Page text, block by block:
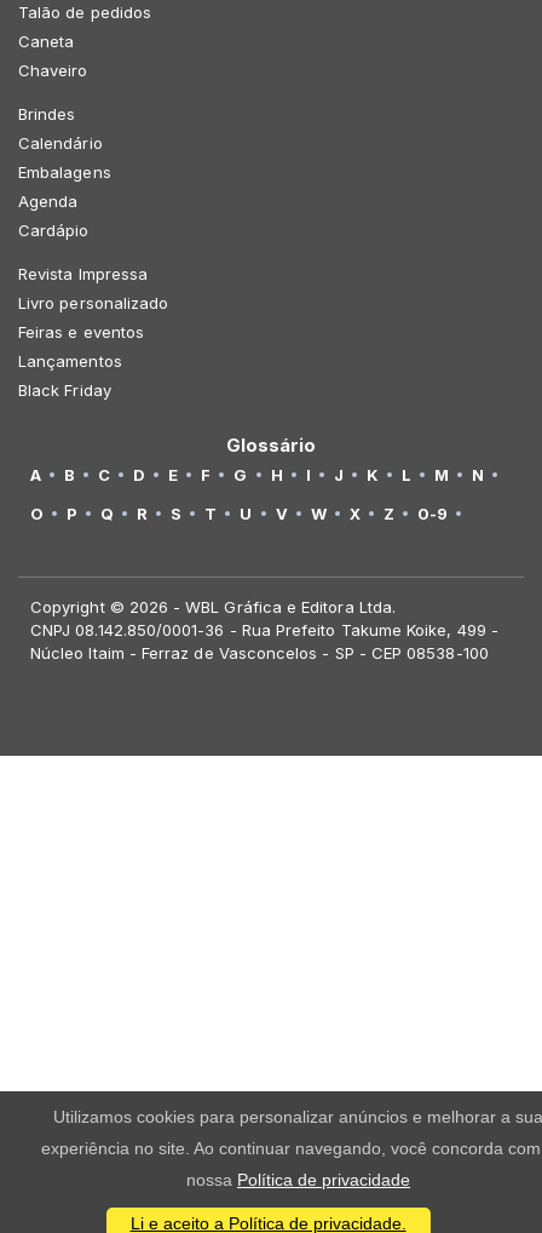
Talão de pedidos
Caneta
Chaveiro
Brindes
Calendário
Embalagens
Agenda
Cardápio
Revista Impressa
Livro personalizado
Feiras e eventos
Lançamentos
Black Friday
Glossário
A B C D E F G H I J K L M
N
O
P Q R S T U V W X Z 0-9
Copyright © 2026 - WBL Gráfica e Editora Ltda.
CNPJ 08.142.850/0001-36 - Rua Prefeito Takume Koike, 499 -
Núcleo Itaim - Ferraz de Vasconcelos - SP - CEP 08538-100
Utilizamos cookies para personalizar anúncios e melhorar a sua
experiência no site. Ao continuar navegando, você concorda
nossa Política de privacidade
Li e aceito a Política de privacidade.